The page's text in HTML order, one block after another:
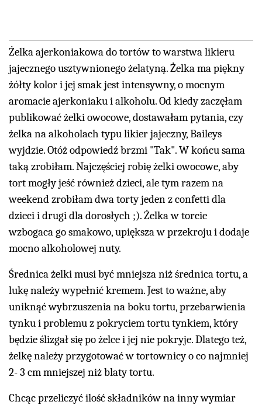
Żelka ajerkoniakowa do tortów to warstwa likieru
jajecznego usztywnionego żelatyną. Żelka ma piękny
żółty kolor i jej smak jest intensywny, o mocnym
aromacie ajerkoniaku i alkoholu. Od kiedy zaczęłam
publikować żelki owocowe, dostawałam pytania, czy
żelka na alkoholach typu likier jajeczny, Baileys
wyjdzie. Otóż odpowiedź brzmi "Tak". W końcu sama
taką zrobiłam. Najczęściej robię żelki owocowe, aby
tort mogły jeść również dzieci, ale tym razem na
weekend zrobiłam dwa torty jeden z confetti dla
dzieci i drugi dla dorosłych ;). Żelka w torcie
wzbogaca go smakowo, upiększa w przekroju i dodaje
mocno alkoholowej nuty.
Średnica żelki musi być mniejsza niż średnica tortu, a
lukę należy wypełnić kremem. Jest to ważne, aby
uniknąć wybrzuszenia na boku tortu, przebarwienia
tynku i problemu z pokryciem tortu tynkiem, który
będzie ślizgał się po żelce i jej nie pokryje. Dlatego też,
żelkę należy przygotować w tortownicy o co najmniej
2- 3 cm mniejszej niż blaty tortu.
Chcąc przeliczyć ilość składników na inny wymiar